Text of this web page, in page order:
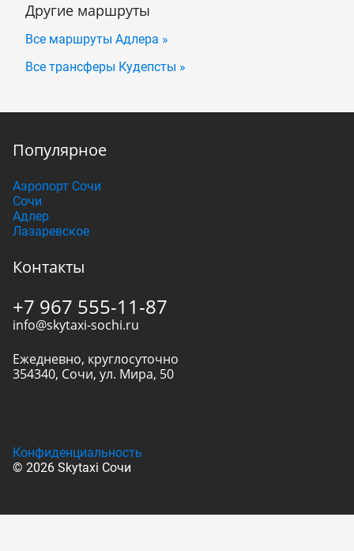
Другие маршруты
Все маршруты Адлера »
Все трансферы Кудепсты »
Популярное
Аэропорт Сочи
Сочи
Адлер
Лазаревское
Контакты
+7 967 555-11-87
info@skytaxi-sochi.ru
Ежедневно, круглосуточно
354340, Сочи, ул. Мира, 50
© 2026 Skytaxi Сочи
Конфиденциальность